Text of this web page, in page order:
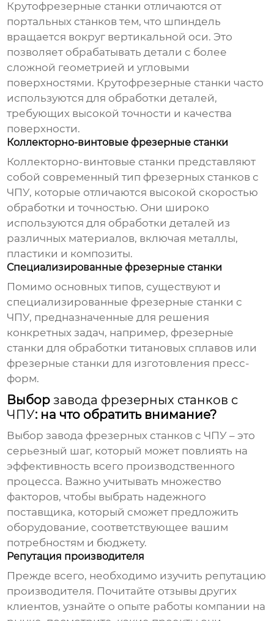
Крутофрезерные станки отличаются от
портальных станков тем, что шпиндель
вращается вокруг вертикальной оси. Это
позволяет обрабатывать детали с более
сложной геометрией и угловыми
поверхностями. Крутофрезерные станки часто
используются для обработки деталей,
требующих высокой точности и качества
поверхности.
Коллекторно-винтовые фрезерные станки
Коллекторно-винтовые станки представляют
собой современный тип фрезерных станков с
ЧПУ, которые отличаются высокой скоростью
обработки и точностью. Они широко
используются для обработки деталей из
различных материалов, включая металлы,
пластики и композиты.
Специализированные фрезерные станки
Помимо основных типов, существуют и
специализированные фрезерные станки с
ЧПУ, предназначенные для решения
конкретных задач, например, фрезерные
станки для обработки титановых сплавов или
фрезерные станки для изготовления пресс-
форм.
Выборзавода фрезерных станков с
ЧПУ: на что обратить внимание?
Выборзавода фрезерных станков с ЧПУ – это
серьезный шаг, который может повлиять на
эффективность всего производственного
процесса. Важно учитывать множество
факторов, чтобы выбрать надежного
поставщика, который сможет предложить
оборудование, соответствующее вашим
потребностям и бюджету.
Репутация производителя
Прежде всего, необходимо изучить репутацию
производителя. Почитайте отзывы других
клиентов, узнайте о опыте работы компании на